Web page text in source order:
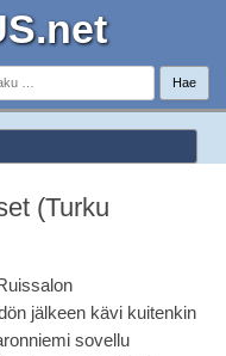
(Turku
jälkeen kävi kuitenkin
sovellu